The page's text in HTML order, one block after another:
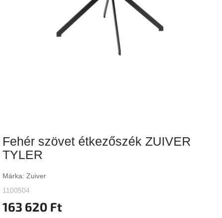
gyűjtemény
Home
gyűjtemény
Richmond
gyűjtemény
Fehér szövet étkezőszék ZUIVER
TYLER
Márka: Zuiver
1100504
163 620 Ft